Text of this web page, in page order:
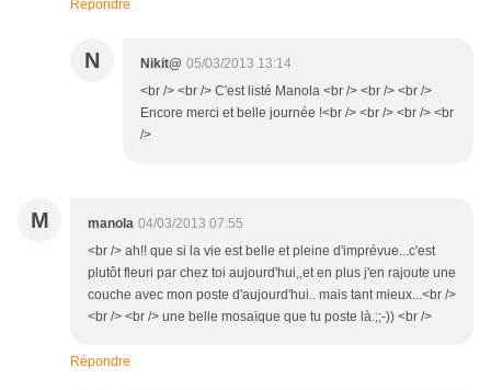
Répondre
N Nikit@ 05/03/2013 13:14
<br /> <br /> C'est listé Manola <br /> <br /> <br />
Encore merci et belle journée !<br /> <br /> <br /> <br
/>
M manola 04/03/2013 07:55
<br /> ah!! que si la vie est belle et pleine d'imprévue...c'est
plutôt fleuri par chez toi aujourd'hui,,et en plus j'en rajoute une
couche avec mon poste d'aujourd'hui.. mais tant mieux...<br />
<br /> <br /> une belle mosaïque que tu poste là.;;-)) <br />
Répondre